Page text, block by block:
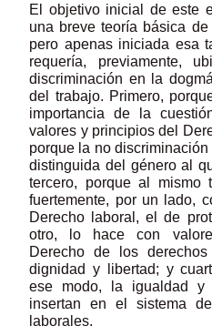
El objetivo inicial de este
una breve teoría básica
pero apenas iniciada esa
requería, previamente,
discriminación en la
del trabajo. Primero,
importancia de la
valores y principios del
porque la no
distinguida del género al
tercero, porque al mismo
fuertemente, por un lado,
Derecho laboral, el de
otro, lo hace con
Derecho de los
dignidad y libertad; y
ese modo, la igualdad y
insertan en el sistema
laborales.